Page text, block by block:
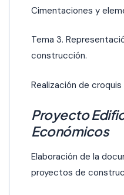
Cimentaciones y
Tema 3.
construcción.
Realización de
Proyecto
Económicos
Elaboración de la
proyectos de